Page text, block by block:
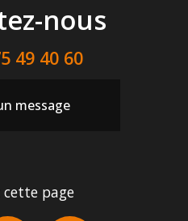
nous
49 40 60
message
cette page